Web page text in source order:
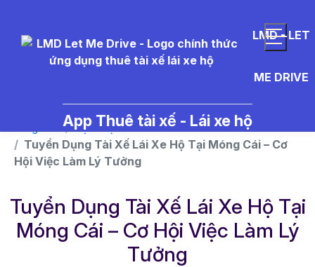
LMD - LET
ME DRIVE
App Thuê tài xế - Lái xe hộ
Trang chủ
Dịch vụ
Tuyển Dụng Tài Xế Lái Xe Hộ Tại Móng Cái – Cơ
Hội Việc Làm Lý Tưởng
Tuyển Dụng Tài Xế Lái Xe Hộ Tại
Móng Cái – Cơ Hội Việc Làm Lý
Tưởng